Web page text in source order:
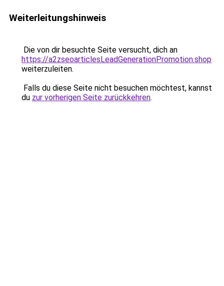
Weiterleitungshinweis
Die von dir besuchte Seite versucht, dich an
https://a2zseoarticlesLeadGenerationPromotion.shop
weiterzuleiten.
Falls du diese Seite nicht besuchen möchtest, kannst
du zur vorherigen Seite zurückkehren.